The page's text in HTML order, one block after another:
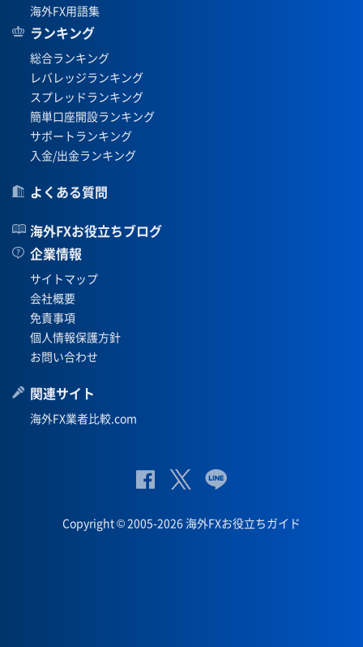
海外FX用語集
ランキング
総合ランキング
レバレッジランキング
スプレッドランキング
簡単口座開設ランキング
サポートランキング
入金/出金ランキング
よくある質問
海外FXお役立ちブログ
企業情報
サイトマップ
会社概要
免責事項
個人情報保護方針
お問い合わせ
関連サイト
海外FX業者比較.com
式
Fac
Twit
ter
式
Lin
Copyright © 2005-2026 海外FXお役立ちガイド